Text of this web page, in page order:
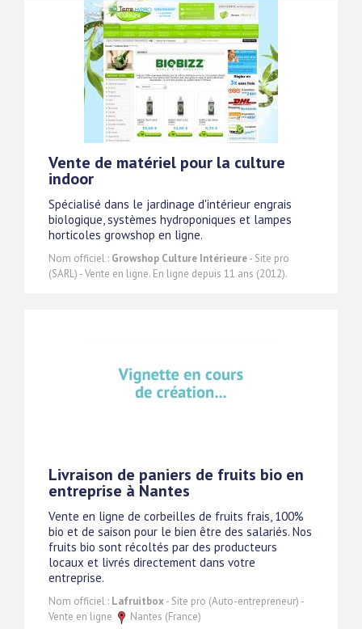
Vente de matériel pour la culture
indoor
Spécialisé dans le jardinage d'intérieur engrais
biologique, systèmes hydroponiques et lampes
horticoles growshop en ligne.
Nom officiel : Growshop Culture Intérieure- Site pro
(SARL) - Vente en ligne. En ligne depuis 11 ans (2012).
Livraison de paniers de fruits bio en
entreprise à Nantes
Vente en ligne de corbeilles de fruits frais, 100%
bio et de saison pour le bien être des salariés. Nos
fruits bio sont récoltés par des producteurs
locaux et livrés directement dans votre
entreprise.
Nom officiel : Lafruitbox- Site pro (Auto-entrepreneur) -
Vente en ligne
Nantes (France)